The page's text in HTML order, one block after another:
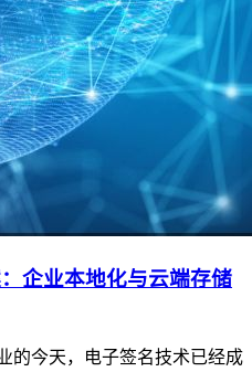
企业本地化与云端存储
的今天，电子签名技术已经成